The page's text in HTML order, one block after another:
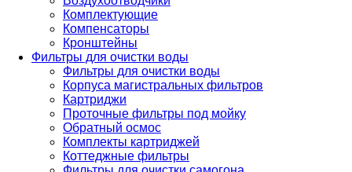
Комплектующие
Компенсаторы
Кронштейны
Фильтры для очистки воды
Фильтры для очистки воды
Корпуса магистральных фильтров
Картриджи
Проточные фильтры под мойку
Обратный осмос
Комплекты картриджей
Коттеджные фильтры